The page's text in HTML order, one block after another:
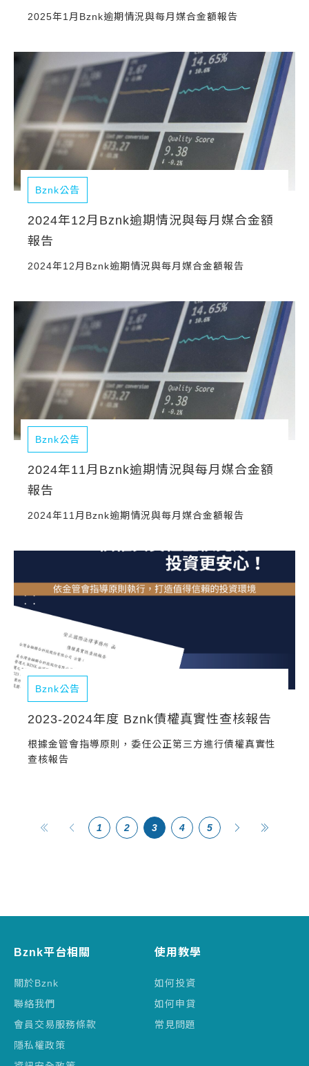
2025年1月Bznk逾期情況與每月媒合金額報告
Bznk公告
2024年12月Bznk逾期情況與每月媒合金額
報告
2024年12月Bznk逾期情況與每月媒合金額報告
Bznk公告
2024年11月Bznk逾期情況與每月媒合金額
報告
2024年11月Bznk逾期情況與每月媒合金額報告
Bznk公告
2023-2024年度 Bznk債權真實性查核報告
根據金管會指導原則，委任公正第三方進行債權真實性
查核報告
1 2 3 4 5
Bznk平台相關
關於Bznk
聯絡我們
會員交易服務條款
隱私權政策
使用教學
如何投資
如何申貸
常見問題